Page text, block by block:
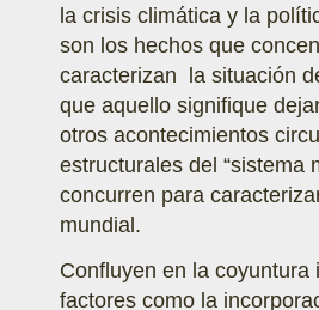
la crisis climática y la
son los hechos que
caracterizan la situación
que aquello signifique
otros acontecimientos
estructurales del “sistema
concurren para
mundial.
Confluyen en la coyuntura
factores como la